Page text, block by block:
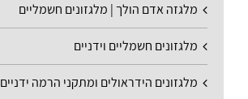
מלגזה אדם הולך | מלגזונים חשמליים
מלגזונים חשמליים וידניים
מלגזונים הידראולים ומתקני הרמה ידניים